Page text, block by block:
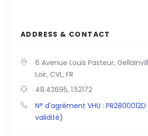
ADDRESS & CONTACT
6 Avenue Louis Pasteur,
Loir, CVL, FR
48.42695, 1.52172
N° d'agrément VHU :
validité)